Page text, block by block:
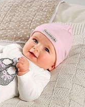
на 25%!